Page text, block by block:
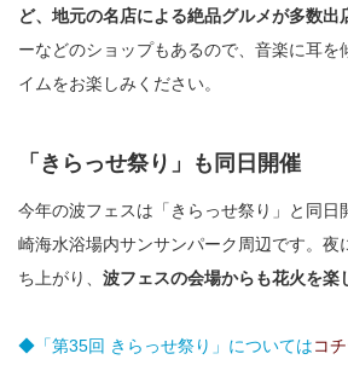
ど、地元の名店による絶品グルメが多数出
ーなどのショップもあるので、音楽に耳を
イムをお楽しみください。
「きらっせ祭り」も同日開催
今年の波フェスは「きらっせ祭り」と同日
崎海水浴場内サンサンパーク周辺です。夜
ち上がり、 波フェスの会場からも花火を楽
◆「第35回 きらっせ祭り」についてはコ